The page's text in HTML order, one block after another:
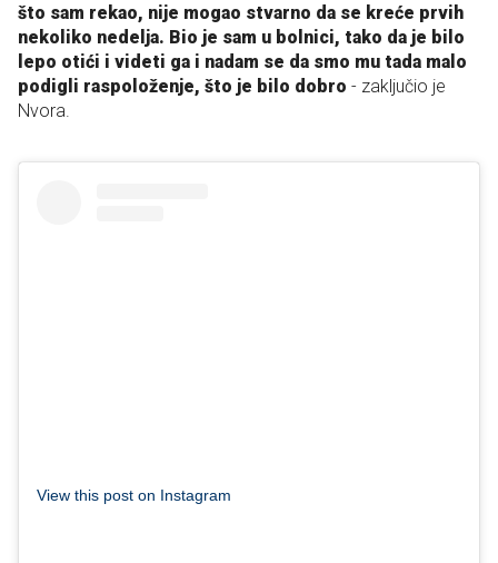
što sam rekao, nije mogao stvarno da se kreće prvih
nekoliko nedelja. Bio je sam u bolnici, tako da je bilo
lepo otići i videti ga i nadam se da smo mu tada malo
podigli raspoloženje, što je bilo dobro - zaključio je
Nvora.
View this post on Instagram